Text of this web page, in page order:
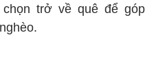
trở về quê để góp